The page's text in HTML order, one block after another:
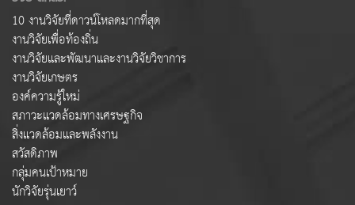
10 งานวิจัยที่ดาวน์โหลดมากที่สุด
งานวิจัยเพื่อท้องถิ่น
งานวิจัยและพัฒนาและงานวิจัยวิชาการ
งานวิจัยเกษตร
องค์ความรู้ใหม่
สภาวะแวดล้อมทางเศรษฐกิจ
สิ่งแวดล้อมและพลังงาน
สวัสดิภาพ
กลุ่มคนเป้าหมาย
นักวิจัยรุ่นเยาว์